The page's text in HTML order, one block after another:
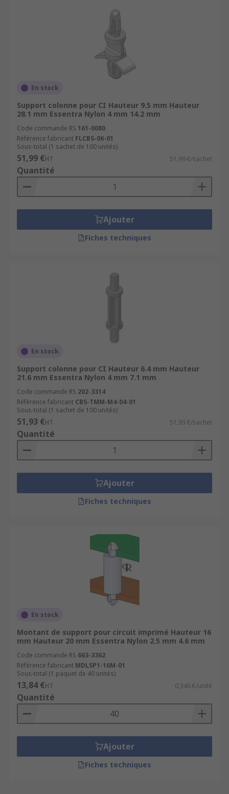
En stock
Support colonne pour CI Hauteur 9.5 mm Hauteur
28.1 mm Essentra Nylon 4 mm 14.2 mm
Code commande RS 161-0080
Référence fabricant FLCBS-06-01
Sous-total (1 sachet de 100 unités)
51,99 €HT 51,99 €/sachet
Quantité
Ajouter
Fiches techniques
En stock
Support colonne pour CI Hauteur 6.4 mm Hauteur
21.6 mm Essentra Nylon 4 mm 7.1 mm
Code commande RS 202-3314
Référence fabricant CBS-TMM-M4-04-01
Sous-total (1 sachet de 100 unités)
51,93 €HT 51,93 €/sachet
Quantité
Ajouter
Fiches techniques
En stock
Montant de support pour circuit imprimé Hauteur 16
mm Hauteur 20 mm Essentra Nylon 2.5 mm 4.6 mm
Code commande RS 663-3362
Référence fabricant MDLSP1-16M-01
Sous-total (1 paquet de 40 unités)
13,84 €HT 0,346 €/unité
Quantité
Ajouter
Fiches techniques